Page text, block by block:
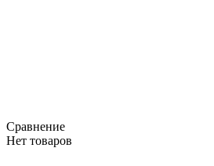
Сравнение
Нет товаров